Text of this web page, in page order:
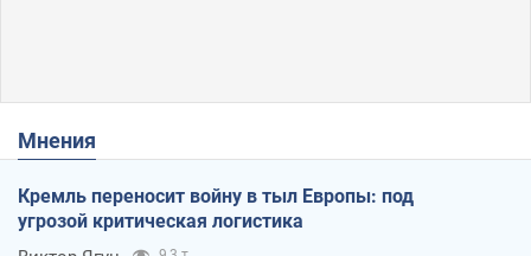
Мнения
Кремль переносит войну в тыл Европы: под
угрозой критическая логистика